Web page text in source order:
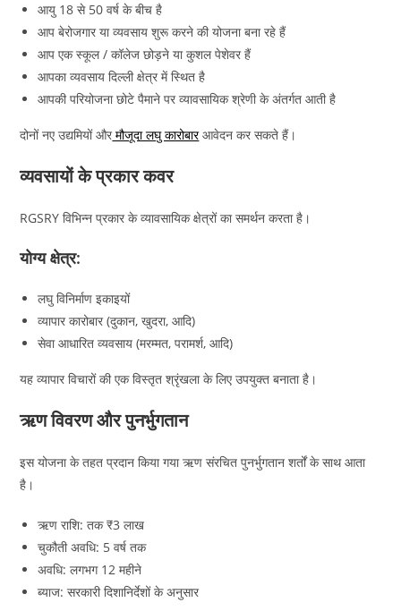
आयु 18 से 50 वर्ष के बीच है
आप बेरोजगार या व्यवसाय शुरू करने की योजना बना रहे हैं
आप एक स्कूल / कॉलेज छोड़ने या कुशल पेशेवर हैं
आपका व्यवसाय दिल्ली क्षेत्र में स्थित है
आपकी परियोजना छोटे पैमाने पर व्यावसायिक श्रेणी के अंतर्गत आती है
दोनों नए उद्यमियों औरमौजूदा लघु कारोबारआवेदन कर सकते हैं।
व्यवसायों के प्रकार कवर
RGSRY विभिन्न प्रकार के व्यावसायिक क्षेत्रों का समर्थन करता है।
योग्य क्षेत्र:
लघु विनिर्माण इकाइयों
व्यापार कारोबार (दुकान, खुदरा, आदि)
सेवा आधारित व्यवसाय (मरम्मत, परामर्श, आदि)
यह व्यापार विचारों की एक विस्तृत श्रृंखला के लिए उपयुक्त बनाता है।
ऋण विवरण और पुनर्भुगतान
इस योजना के तहत प्रदान किया गया ऋण संरचित पुनर्भुगतान शर्तों के साथ आता
है।
ऋण राशि: तक ₹3 लाख
चुकौती अवधि: 5 वर्ष तक
अवधि: लगभग 12 महीने
ब्याज: सरकारी दिशानिर्देशों के अनुसार